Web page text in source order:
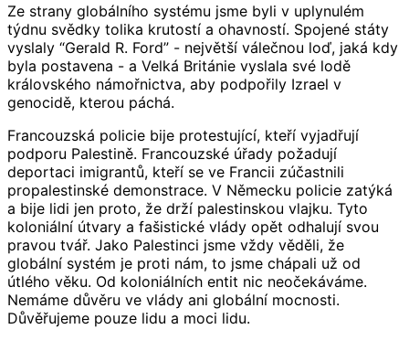
Ze strany globálního systému jsme byli v uplynulém
týdnu svědky tolika krutostí a ohavností. Spojené státy
vyslaly “Gerald R. Ford” - největší válečnou loď, jaká kdy
byla postavena - a Velká Británie vyslala své lodě
královského námořnictva, aby podpořily Izrael v
genocidě, kterou páchá.
Francouzská policie bije protestující, kteří vyjadřují
podporu Palestině. Francouzské úřady požadují
deportaci imigrantů, kteří se ve Francii zúčastnili
propalestinské demonstrace. V Německu policie zatýká
a bije lidi jen proto, že drží palestinskou vlajku. Tyto
koloniální útvary a fašistické vlády opět odhalují svou
pravou tvář. Jako Palestinci jsme vždy věděli, že
globální systém je proti nám, to jsme chápali už od
útlého věku. Od koloniálních entit nic neočekáváme.
Nemáme důvěru ve vlády ani globální mocnosti.
Důvěřujeme pouze lidu a moci lidu.